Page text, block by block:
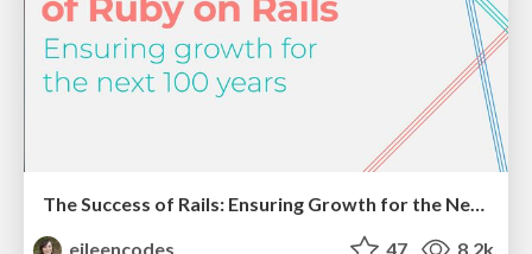
The Success of Rails: Ensuring Growth for the Next 100 Years
eileencodes
47 8.2k